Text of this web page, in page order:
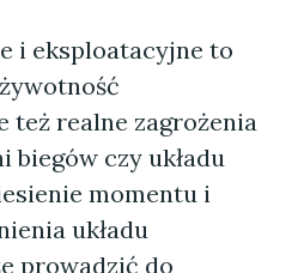
i eksploatacyjne to
też realne zagrożenia
biegów czy układu
momentu i
układu
prowadzić do